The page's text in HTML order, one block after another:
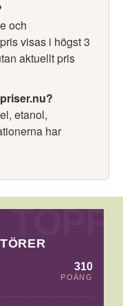
och
visas i högst 3
aktuellt pris
etanol,
har
310
POÄNG